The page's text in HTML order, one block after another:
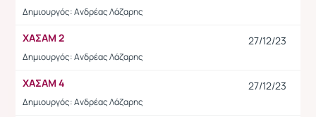
Δημιουργός: Ανδρέας Λάζαρης
ΧΑΣΑΜ 2
Δημιουργός: Ανδρέας Λάζαρης
27/12/23
ΧΑΣΑΜ 4
Δημιουργός: Ανδρέας Λάζαρης
27/12/23